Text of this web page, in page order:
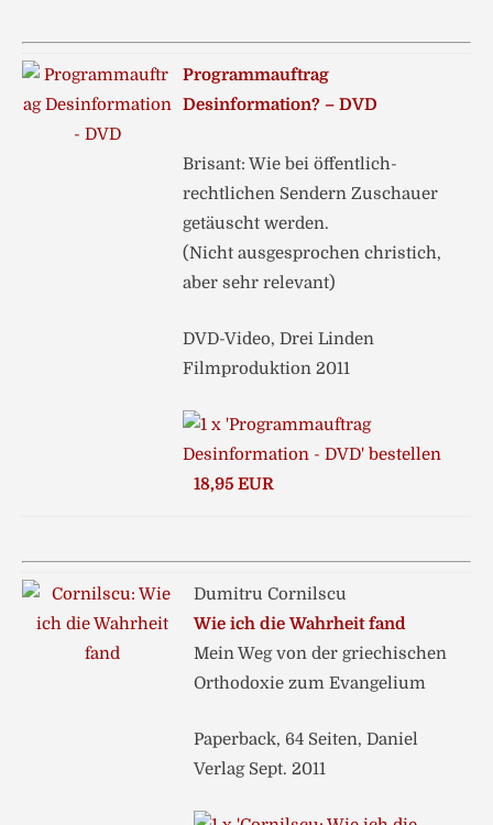
Programmauftrag
Desinformation? – DVD
Brisant: Wie bei öffentlich-
rechtlichen Sendern Zuschauer
getäuscht werden.
(Nicht ausgesprochen christich,
aber sehr relevant)
DVD-Video, Drei Linden
Filmproduktion 2011
18,95 EUR
Dumitru Cornilscu
Wie ich die Wahrheit fand
Mein Weg von der griechischen
Orthodoxie zum Evangelium
Paperback, 64 Seiten, Daniel
Verlag Sept. 2011